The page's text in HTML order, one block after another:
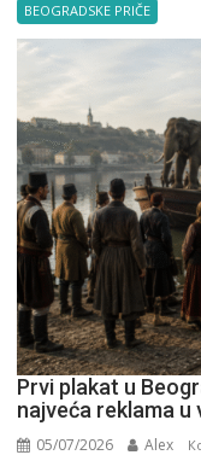
BEOGRADSKE PRIČE
Prvi plakat u
najveća reklama u
05/07/2026 Alex